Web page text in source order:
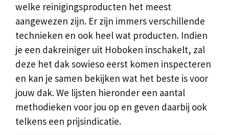
welke reinigingsproducten het meest
aangewezen zijn. Er zijn immers verschillende
technieken en ook heel wat producten. Indien
je een dakreiniger uit Hoboken inschakelt, zal
deze het dak sowieso eerst komen inspecteren
en kan je samen bekijken wat het beste is voor
jouw dak. We lijsten hieronder een aantal
methodieken voor jou op en geven daarbij ook
telkens een prijsindicatie.